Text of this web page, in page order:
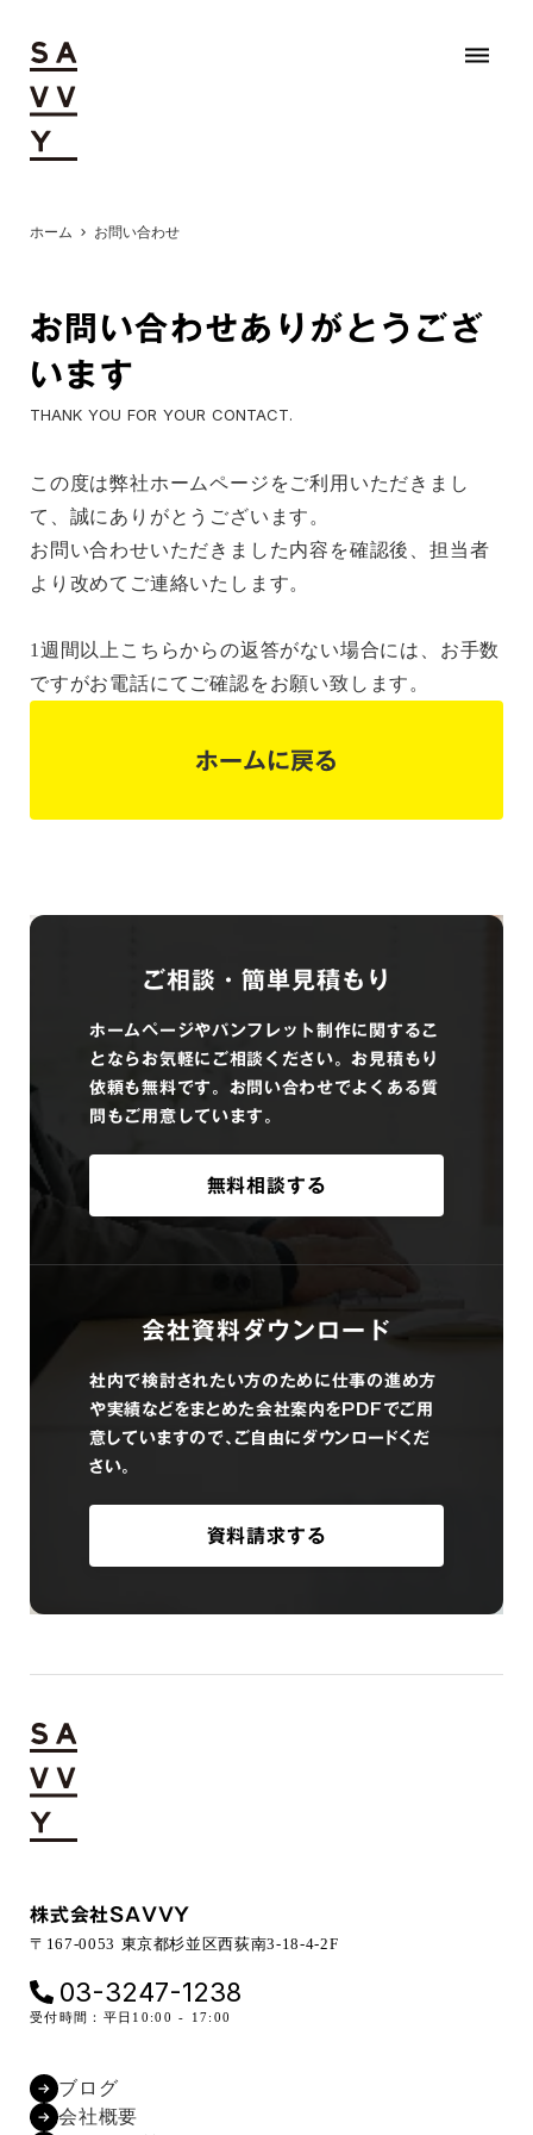
dehaze
ホーム chevron_right お問い合わせ
お問い合わせありがとうござ
います
THANK YOU FOR YOUR CONTACT.
この度は弊社ホームページをご利用いただきまし
て、誠にありがとうございます。
お問い合わせいただきました内容を確認後、担当者
より改めてご連絡いたします。
1週間以上こちらからの返答がない場合には、お手数
ですがお電話にてご確認をお願い致します。
ホームに戻る
ご相談・簡単見積もり
ホームページやパンフレット制作に関するこ
とならお気軽にご相談ください。お見積もり
依頼も無料です。お問い合わせでよくある質
問もご用意しています。
無料相談する
会社資料ダウンロード
社内で検討されたい方のために仕事の進め方
や実績などをまとめた会社案内をPDFでご用
意していますので、ご自由にダウンロードくだ
さい。
資料請求する
株式会社SAVVY
〒167-0053 東京都杉並区西荻南3-18-4-2F
03-3247-1238
受付時間：平日10:00 - 17:00
ブログ
会社概要